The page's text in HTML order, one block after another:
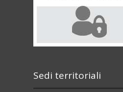
Sedi territoriali